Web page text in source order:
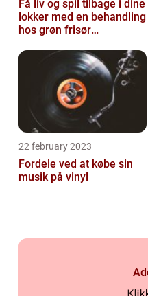
Få liv og spil tilbage i dine
lokker med en behandling
hos grøn frisør
22 february 2023
Fordele ved at købe sin
musik på vinyl